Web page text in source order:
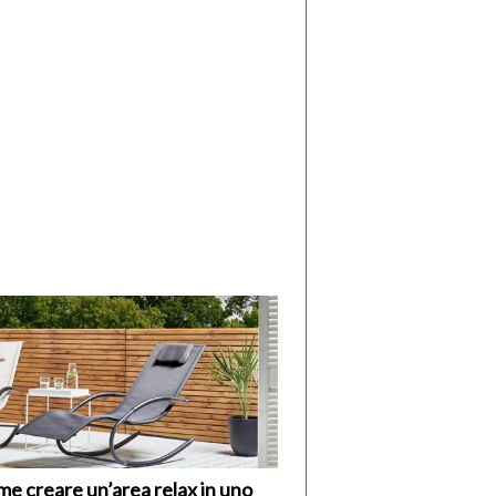
creare un’area relax in uno
di
I
Vespri